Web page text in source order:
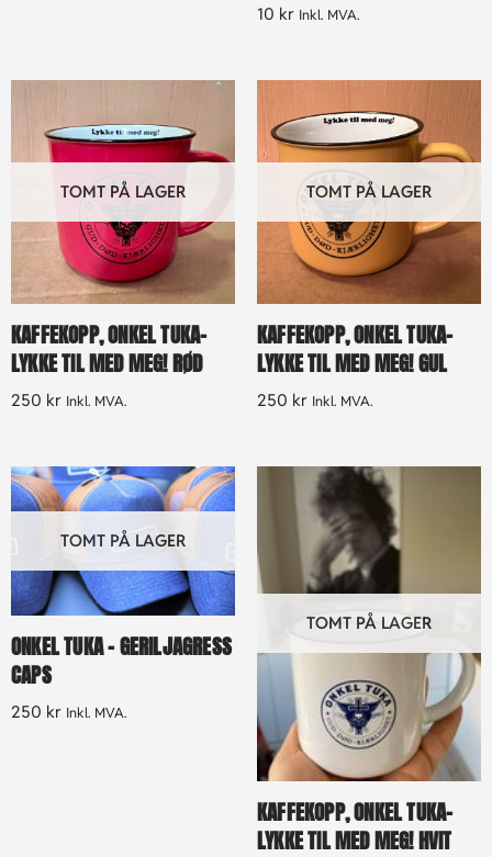
10 kr Inkl. MVA.
TOMT PÅ LAGER
KAFFEKOPP, ONKEL TUKA-
LYKKE TIL MED MEG! RØD
250 kr Inkl. MVA.
TOMT PÅ LAGER
KAFFEKOPP, ONKEL TUKA-
LYKKE TIL MED MEG! GUL
250 kr Inkl. MVA.
TOMT PÅ LAGER
ONKEL TUKA – GERILJAGRESS
CAPS
250 kr Inkl. MVA.
TOMT PÅ LAGER
KAFFEKOPP, ONKEL TUKA-
LYKKE TIL MED MEG! HVIT